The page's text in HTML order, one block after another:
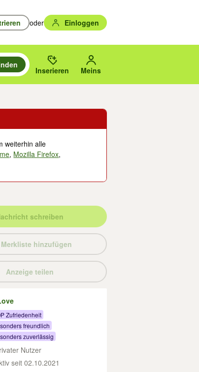
oder Einloggen
und mit Eingabetaste auswählen.
suchen, oder Vorschläge mit den Pfeiltasten nach oben/
Orts oder PLZ.
Inserieren Meins
weiterhin alle
, Mozilla Firefox,
schreiben
hinzufügen
Anzeige teilen
Zufriedenheit
freundlich
zuverlässig
Nutzer
seit 02.10.2021